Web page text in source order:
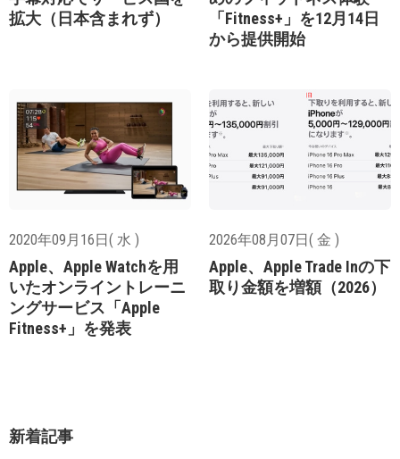
拡大（日本含まれず）
「Fitness+」を12月14日
から提供開始
2020年09月16日( 水 )
Apple、Apple Watchを用
いたオンライントレーニ
ングサービス「Apple
Fitness+」を発表
2026年08月07日( 金 )
Apple、Apple Trade Inの下
取り金額を増額（2026）
新着記事